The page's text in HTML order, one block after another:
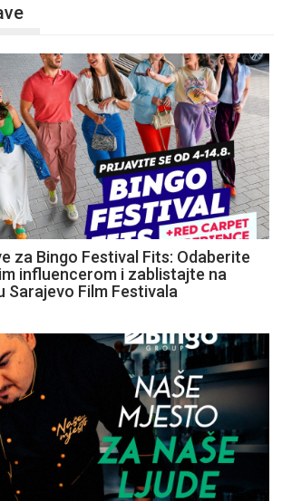
za Bingo Festival Fits: Odaberite
influencerom i zablistajte na
Sarajevo Film Festivala